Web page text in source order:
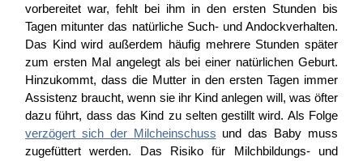
vorbereitet war, fehlt bei ihm in den ersten Stunden bis
Tagen mitunter das natürliche Such- und Andockverhalten.
Das Kind wird außerdem häufig mehrere Stunden später
zum ersten Mal angelegt als bei einer natürlichen Geburt.
Hinzukommt, dass die Mutter in den ersten Tagen immer
Assistenz braucht, wenn sie ihr Kind anlegen will, was öfter
dazu führt, dass das Kind zu selten gestillt wird. Als Folge
verzögert sich der Milcheinschuss und das Baby muss
zugefüttert werden. Das Risiko für Milchbildungs- und